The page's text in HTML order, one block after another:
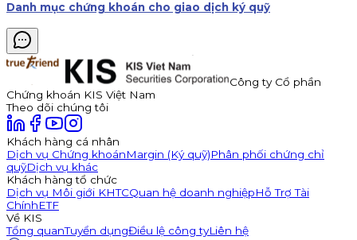
Danh mục chứng khoán cho giao dịch ký quỹ
Công ty Cổ phần
Chứng khoán KIS Việt Nam
Theo dõi chúng tôi
Khách hàng cá nhân
Dịch vụ Chứng khoánMargin (Ký quỹ)Phân phối chứng chỉ
quỹDịch vụ khác
Khách hàng tổ chức
Dịch vụ Môi giới KHTCQuan hệ doanh nghiệpHỗ Trợ Tài
ChínhETF
Về KIS
Tổng quanTuyển dụngĐiều lệ công tyLiên hệ